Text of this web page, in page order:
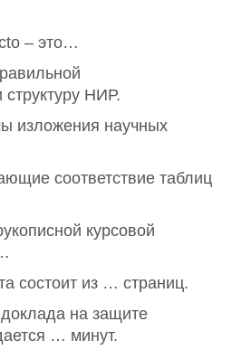
– это…
структуру НИР.
изложения научных
соответствие таблиц
курсовой
состоит из … страниц.
на защите
… минут.